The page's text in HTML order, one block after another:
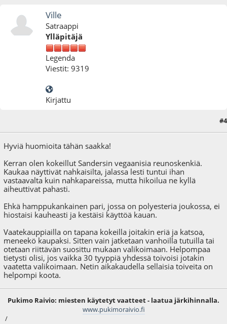
Ville
Satraappi
Ylläpitäjä
Legenda
Viestit: 9319
Kirjattu
#4
Hyviä huomioita tähän saakka!
Kerran olen kokeillut Sandersin vegaanisia reunoskenkiä.
Kaukaa näyttivät nahkaisilta, jalassa lesti tuntui ihan
vastaavalta kuin nahkapareissa, mutta hikoilua ne kyllä
aiheuttivat pahasti.
Ehkä hamppukankainen pari, jossa on polyesteria joukossa, ei
hiostaisi kauheasti ja kestäisi käyttöä kauan.
Vaatekauppiailla on tapana kokeilla joitakin eriä ja katsoa,
meneekö kaupaksi. Sitten vain jatketaan vanhoilla tutuilla tai
otetaan riittävän suosittu mukaan valikoimaan. Helpompaa
tietysti olisi, jos vaikka 30 tyyppiä yhdessä toivoisi jotakin
vaatetta valikoimaan. Netin aikakaudella sellaisia toiveita on
helpompi koota.
Pukimo Raivio: miesten käytetyt vaatteet - laatua järkihinnalla.
www.pukimoraivio.fi
/